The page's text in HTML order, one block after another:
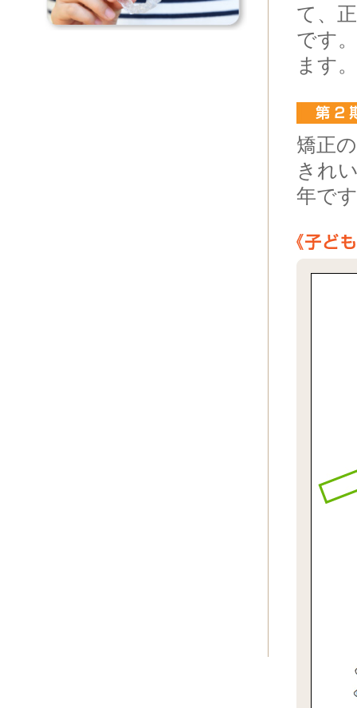
て、
です
ます
矯正
きれ
年で